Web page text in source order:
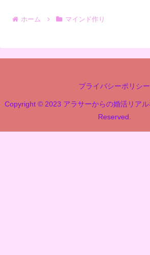
ホーム マインド作り
プライバシーポリシー
Copyright © 2023 アラサーからの婚活リア
Reserved.